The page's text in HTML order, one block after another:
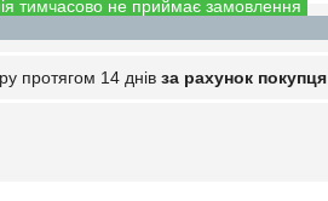
тимчасово не приймає замовлення
протягом 14 днів за рахунок покупця